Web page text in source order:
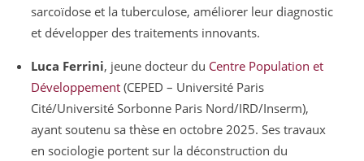
sarcoïdose et la tuberculose, améliorer leur diagnostic
et développer des traitements innovants.
Luca Ferrini, jeune docteur du Centre Population et
Développement(CEPED – Université Paris
Cité/Université Sorbonne Paris Nord/IRD/Inserm),
ayant soutenu sa thèse en octobre 2025. Ses travaux
en sociologie portent sur la déconstruction du